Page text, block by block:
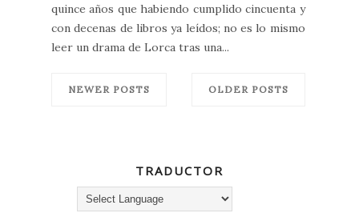
quince años que habiendo cumplido cincuenta y
con decenas de libros ya leídos; no es lo mismo
leer un drama de Lorca tras una...
NEWER POSTS OLDER POSTS
TRADUCTOR